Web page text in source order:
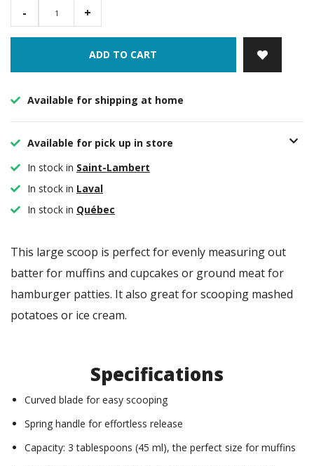
- +
ADD TO CART
Available for shipping at home
Available for pick up in store
In stock in Saint-Lambert
In stock in Laval
In stock in Québec
This large scoop is perfect for evenly measuring out
batter for muffins and cupcakes or ground meat for
hamburger patties. It also great for scooping mashed
potatoes or ice cream.
Specifications
Curved blade for easy scooping
Spring handle for effortless release
Capacity: 3 tablespoons (45 ml), the perfect size for muffins